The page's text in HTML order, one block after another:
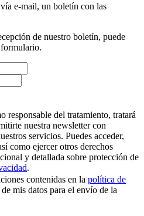
e-mail, un boletín con las
de nuestro boletín, puede
del tratamiento, tratará
nuestra newsletter con
servicios. Puedes acceder,
como ejercer otros derechos
y detallada sobre protección de
.
contenidas en la política de
mis datos para el envío de la